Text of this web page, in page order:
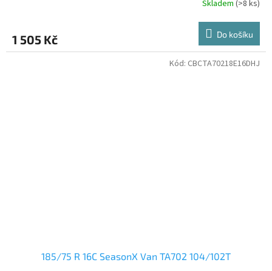
Skladem (>8 ks)
1 505 Kč Do košíku
185/75 R 16C SeasonX Van TA702 104/102T
Kód: CBCTA70218E16DHJ